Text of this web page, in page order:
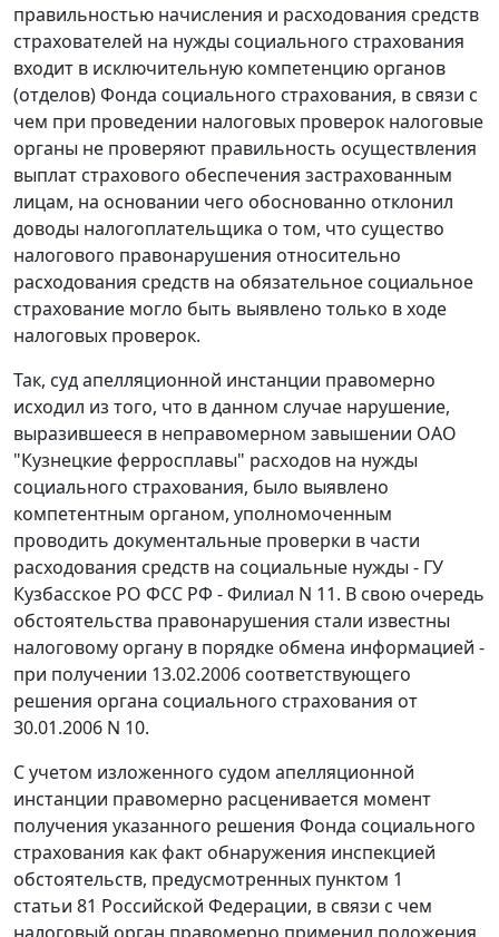
правильностью начисления и расходования средств
страхователей на нужды социального страхования
входит в исключительную компетенцию органов
(отделов) Фонда социального страхования, в связи с
чем при проведении налоговых проверок налоговые
органы не проверяют правильность осуществления
выплат страхового обеспечения застрахованным
лицам, на основании чего обоснованно отклонил
доводы налогоплательщика о том, что существо
налогового правонарушения относительно
расходования средств на обязательное социальное
страхование могло быть выявлено только в ходе
налоговых проверок.
Так, суд апелляционной инстанции правомерно
исходил из того, что в данном случае нарушение,
выразившееся в неправомерном завышении ОАО
"Кузнецкие ферросплавы" расходов на нужды
социального страхования, было выявлено
компетентным органом, уполномоченным
проводить документальные проверки в части
расходования средств на социальные нужды - ГУ
Кузбасское РО ФСС РФ - Филиал N 11. В свою очередь
обстоятельства правонарушения стали известны
налоговому органу в порядке обмена информацией -
при получении 13.02.2006 соответствующего
решения органа социального страхования от
30.01.2006 N 10.
С учетом изложенного судом апелляционной
инстанции правомерно расценивается момент
получения указанного решения Фонда социального
страхования как факт обнаружения инспекцией
обстоятельств, предусмотренных пунктом 1
статьи 81 Российской Федерации, в связи с чем